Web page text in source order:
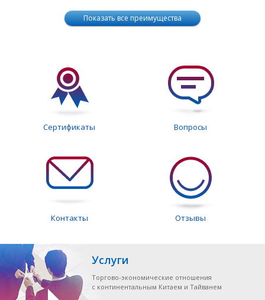
Показать все преимущества
Сертификаты Вопросы
Контакты Отзывы
Услуги
Торгово-экономические отношения
с континентальным Китаем и Тайванем